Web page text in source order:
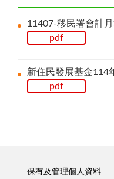
11407-移民署會計
pdf
新住民發展基金114
pdf
保有及管理個人資料